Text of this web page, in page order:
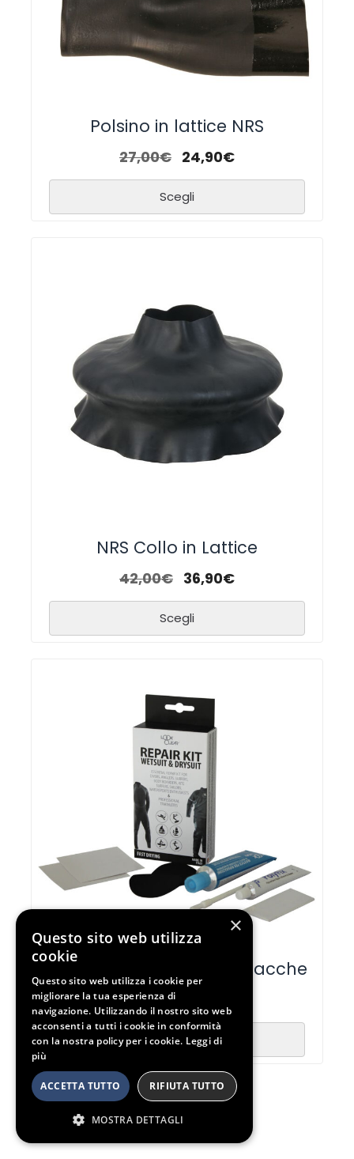
Polsino in lattice NRS
27,00€ 24,90€
Scegli
NRS Collo in Lattice
42,00€ 36,90€
Scegli
Kit Riparazione Mute e Giacche
21,90€
Aggiungi al carrello
×
Questo sito web utilizza
cookie
Questo sito web utilizza i cookie per
migliorare la tua esperienza di
navigazione. Utilizzando il nostro sito web
acconsenti a tutti i cookie in conformità
con la nostra policy per i cookie. Leggi di
più
ACCETTA TUTTO RIFIUTA TUTTO
MOSTRA DETTAGLI